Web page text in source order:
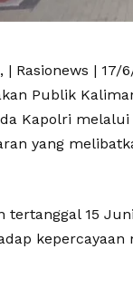
| Rasionews |
Publik
Kapolri
yang
tertanggal 15